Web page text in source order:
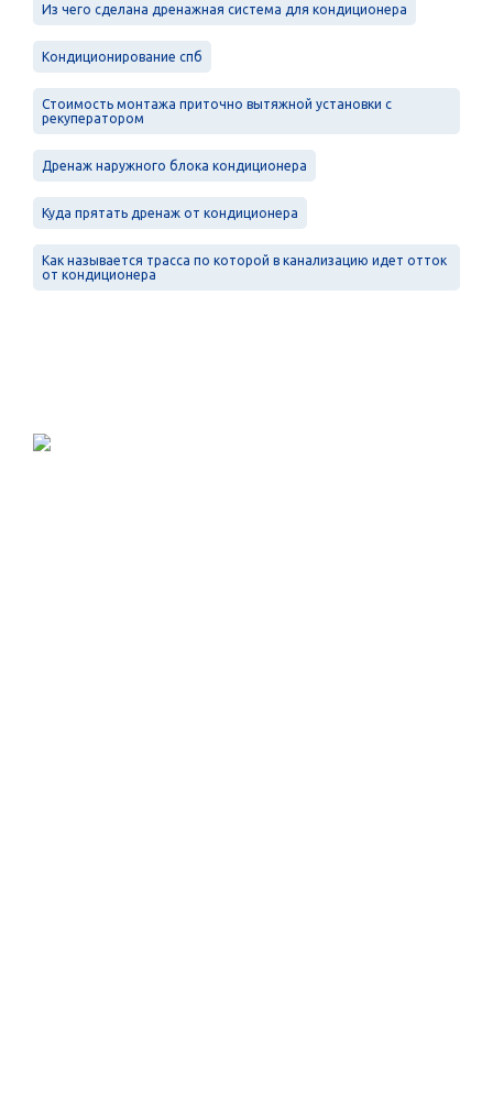
Из чего сделана дренажная система для кондиционера
Кондиционирование спб
Стоимость монтажа приточно вытяжной установки с
рекуператором
Дренаж наружного блока кондиционера
Куда прятать дренаж от кондиционера
Как называется трасса по которой в канализацию идет отток
от кондиционера